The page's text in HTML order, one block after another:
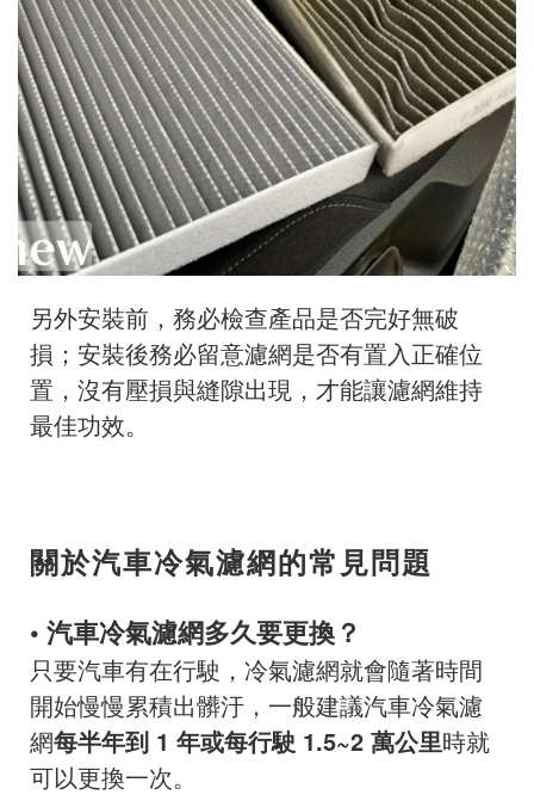
另外安裝前，務必檢查產品是否完好無破
損；安裝後務必留意濾網是否有置入正確位
置，沒有壓損與縫隙出現，才能讓濾網維持
最佳功效。
關於汽車冷氣濾網的常見問題
• 汽車冷氣濾網多久要更換？
只要汽車有在行駛，冷氣濾網就會隨著時間
開始慢慢累積出髒汙，一般建議汽車冷氣濾
網每半年到 1 年或每行駛 1.5~2 萬公里時就
可以更換一次。